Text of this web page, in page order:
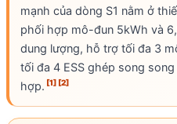
mạnh của dòng S1 nằm ở
phối hợp mô-đun 5kWh và
dung lượng, hỗ trợ tối đa 3
tối đa 4 ESS ghép song
hợp. [1] [2]